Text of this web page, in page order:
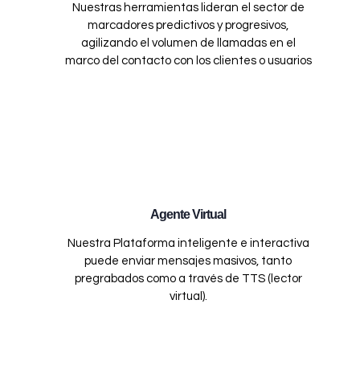
Nuestras herramientas lideran el sector de
marcadores predictivos y progresivos,
agilizando el volumen de llamadas en el
marco del contacto con los clientes o usuarios
Agente Virtual
Nuestra Plataforma inteligente e interactiva
puede enviar mensajes masivos, tanto
pregrabados como a través de TTS (lector
virtual).